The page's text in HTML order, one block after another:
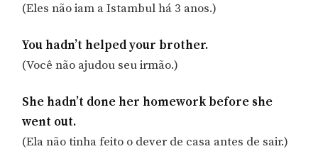
(Eles não iam a Istambul há 3 anos.)
You hadn’t helped your brother.
(Você não ajudou seu irmão.)
She hadn’t done her homework before she
went out.
(Ela não tinha feito o dever de casa antes de sair.)